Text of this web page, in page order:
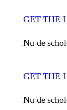
GET THE
Nu de
GET THE
Nu de